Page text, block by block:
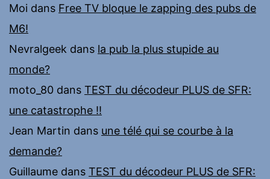
Moi dans Free TV bloque le zapping des pubs de
M6!
Nevralgeek dans la pub la plus stupide au
monde?
moto_80 dans TEST du décodeur PLUS de SFR:
une catastrophe !!
Jean Martin dans une télé qui se courbe à la
demande?
Guillaume dans TEST du décodeur PLUS de SFR: